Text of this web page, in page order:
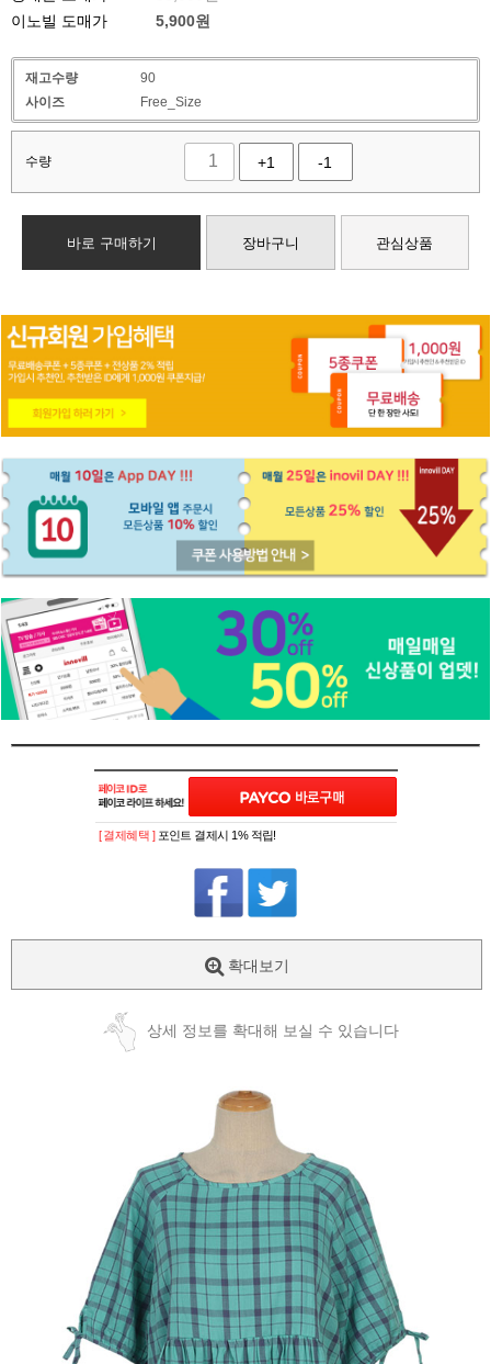
이노빌 도매가
5,900원
재고수량
90
사이즈
Free_Size
수량 +1 -1
바로 구매하기 장바구니 관심상품
페이코 ID로
PAYCO 바로
[ 결제혜택 ] 포인트 결제시 1% 적립!
확대보기
상세 정보를 확대해 보실 수 있습니다